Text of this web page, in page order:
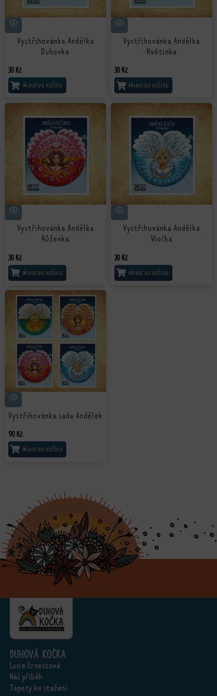
Vystřihovánka Andělka
Duhovka
30 Kč
PŘIDAT DO KOŠÍKU
Vystřihovánka Andělka
Květinka
30 Kč
PŘIDAT DO KOŠÍKU
Vystřihovánka Andělka
Růženka
30 Kč
PŘIDAT DO KOŠÍKU
Vystřihovánka Andělka
Vločka
30 Kč
PŘIDAT DO KOŠÍKU
Vystřihovánka sada Andělek
90 Kč
PŘIDAT DO KOŠÍKU
Duhová kočka
Lucie Ernestová
Náš příběh
Tapety ke stažení